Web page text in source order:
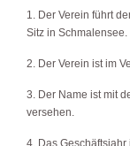
1. Der Verein führt
Sitz in Schmalensee.
2. Der Verein ist im
3. Der Name ist mit
versehen.
4. Das Geschäftsjahr